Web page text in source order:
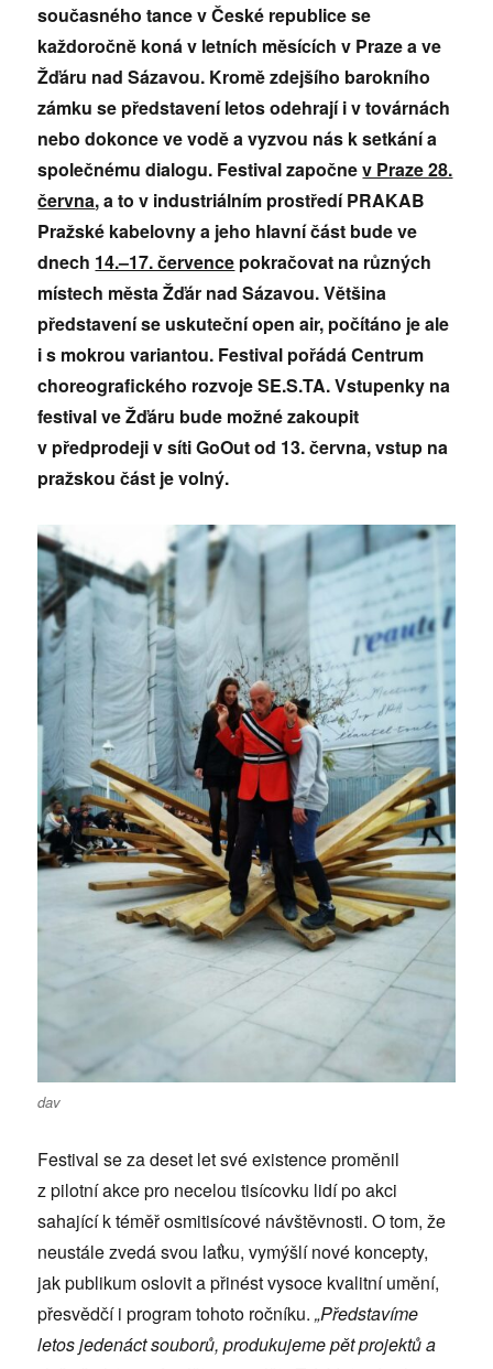
současného tance v České republice se
každoročně koná v letních měsících v Praze a ve
Žďáru nad Sázavou. Kromě zdejšího barokního
zámku se představení letos odehrají i v továrnách
nebo dokonce ve vodě a vyzvou nás k setkání a
společnému dialogu. Festival započnev Praze 28.
června, a to v industriálním prostředí PRAKAB
Pražské kabelovny a jeho hlavní část bude ve
dnech 14.–17. července pokračovat na různých
místech města Žďár nad Sázavou. Většina
představení se uskuteční open air, počítáno je ale
i s mokrou variantou. Festival pořádá Centrum
choreografického rozvoje SE.S.TA. Vstupenky na
festival ve Žďáru bude možné zakoupit
v předprodeji v síti GoOut od 13. června, vstup na
pražskou část je volný.
dav
Festival se za deset let své existence proměnil
z pilotní akce pro necelou tisícovku lidí po akci
sahající k téměř osmitisícové návštěvnosti. O tom, že
neustále zvedá svou laťku, vymýšlí nové koncepty,
jak publikum oslovit a přinést vysoce kvalitní umění,
přesvědčí i program tohoto ročníku.„Představíme
letos jedenáct souborů, produkujeme pět projektů a